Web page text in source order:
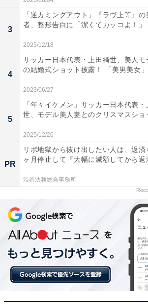
3
「逆カミングアウト」『ラヴ上等』
者、整形告白に「潔くてカッコよ！」
2025/12/18
4
サッカー日本代表・上田綺世、美人モ
の結婚式ショット披露！ 「美男美女
2023/06/27
5
「年々イケメン」サッカー日本代表・
世、モデル美人妻とのクリスマスショ
2025/12/26
PR
リボ地獄から抜け出したい人は、返済
ヶ月停止して『大幅に減額してから返
渋谷法務総合事務所